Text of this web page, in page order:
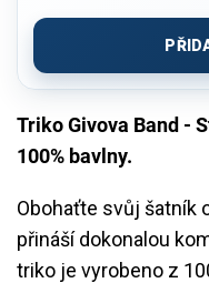
Triko Givova Band -
100% bavlny.
Obohaťte svůj šatník
přináší dokonalou
triko je vyrobeno z
cena: